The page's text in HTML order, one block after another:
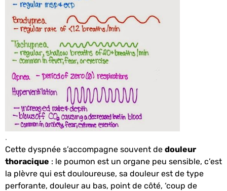
.
Cette dyspnée s’accompagne souvent de douleur
thoracique : le poumon est un organe peu sensible, c’est
la plèvre qui est douloureuse, sa douleur est de type
perforante, douleur au bas, point de côté, ‘coup de